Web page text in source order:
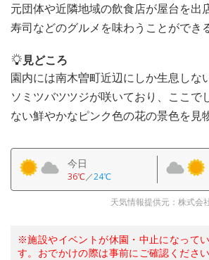
元団体や近隣地域の飲食店が屋台を出
寿司などのグルメを味わうことができる
見どころ
園内には南木曽町近辺にしか生息しな
ソミツバツツジが咲いており、ここで
ない鮮やかなピンク色の花の景色を見
今日
36℃／24℃
天気情報提供元：株式会
※施設やイベントが休園・中止になって
す。おでかけの際は事前にご確認ください